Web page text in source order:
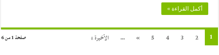
أكمل القراءة »
صفحة 1 من 6 1
2
3
4
5
»
... الأخيرة »